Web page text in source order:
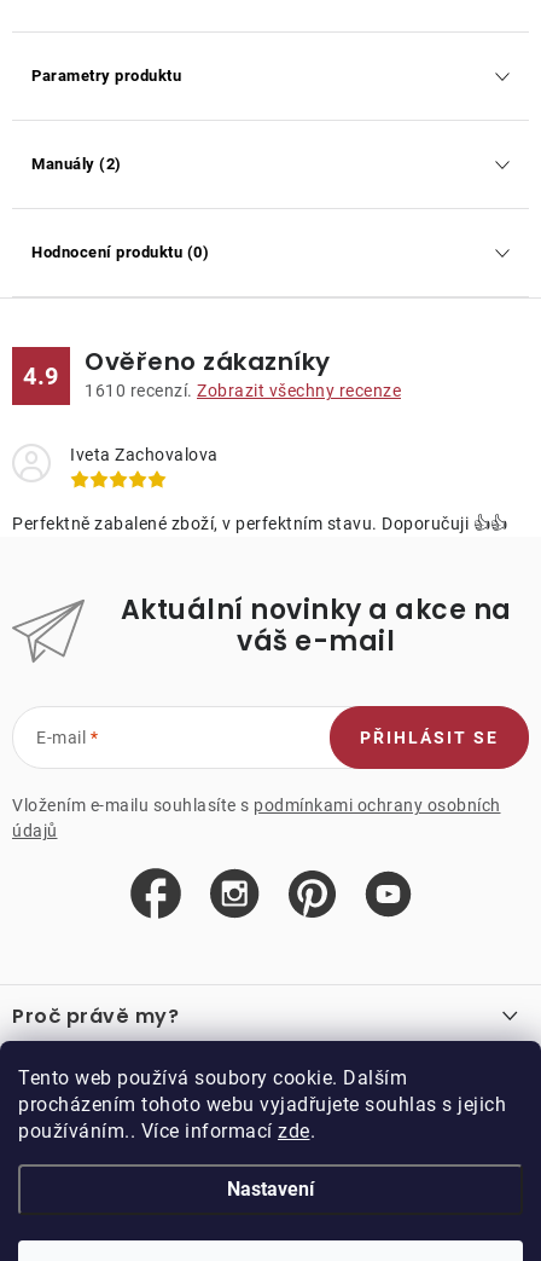
Tento web používá soubory cookie. Dalším
procházením tohoto webu vyjadřujete souhlas s jejich
používáním.. Více informací zde.
Nastavení
Parametry produktu
Manuály (2)
Hodnocení produktu (0)
4.9 Ověřeno zákazníky
1610 recenzí. Zobrazit všechny recenze
Iveta Zachovalova
Perfektně zabalené zboží, v perfektním stavu. Doporučuji 👍👍
Aktuální novinky a akce na
váš e-mail
E-mail
Vložením e-mailu souhlasíte s podmínkami ochrany osobních
údajů
PŘIHLÁSIT SE
á
p
a
Proč právě my?
Recenze
Důležité odkazy
Velkoobchod
Vzorková prodejna
Kariéra
Blog
O nákupu
Obchodní podmínky
Podmínky věrnostního programu
Doppler CZ spol. s.r.o.,